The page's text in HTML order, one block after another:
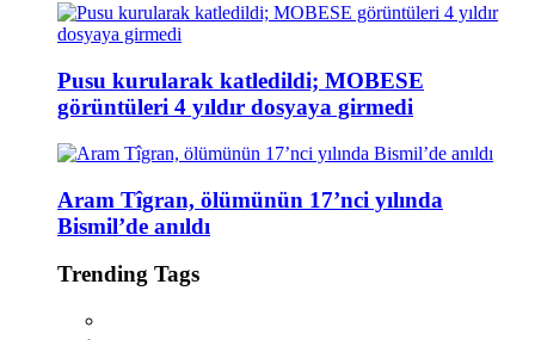
Pusu kurularak katledildi; MOBESE
görüntüleri 4 yıldır dosyaya girmedi
Aram Tîgran, ölümünün 17’nci yılında
Bismil’de anıldı
Trending Tags